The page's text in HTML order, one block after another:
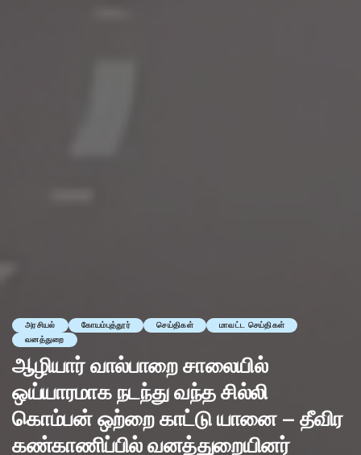
அரசியல் கோயம்புத்தூர் செய்திகள்
மாவட்ட செய்திகள்
வனத்துறை
ஆழியார் வால்பாறை சாலையில்
ஒய்யாரமாக நடந்து வந்த சில்லி
கொம்பன் ஒற்றை காட்டு யானை – தீவிர
கண்காணிப்பில் வனத்துறையினர்